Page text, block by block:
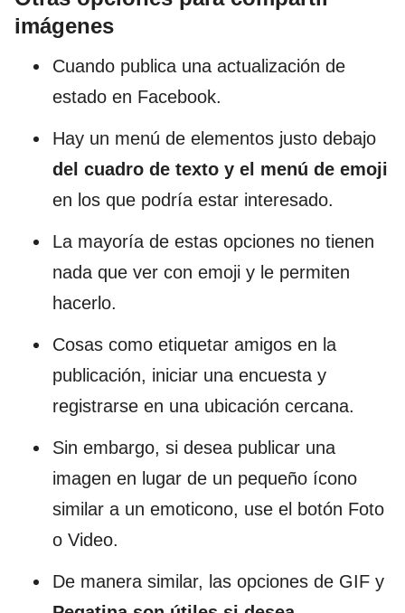
imágenes
Cuando publica una actualización de
estado en Facebook.
Hay un menú de elementos justo debajo
del cuadro de texto y el menú de emoji
en los que podría estar interesado.
La mayoría de estas opciones no tienen
nada que ver con emoji y le permiten
hacerlo.
Cosas como etiquetar amigos en la
publicación, iniciar una encuesta y
registrarse en una ubicación cercana.
Sin embargo, si desea publicar una
imagen en lugar de un pequeño ícono
similar a un emoticono, use el botón Foto
o Video.
De manera similar, las opciones de GIF y